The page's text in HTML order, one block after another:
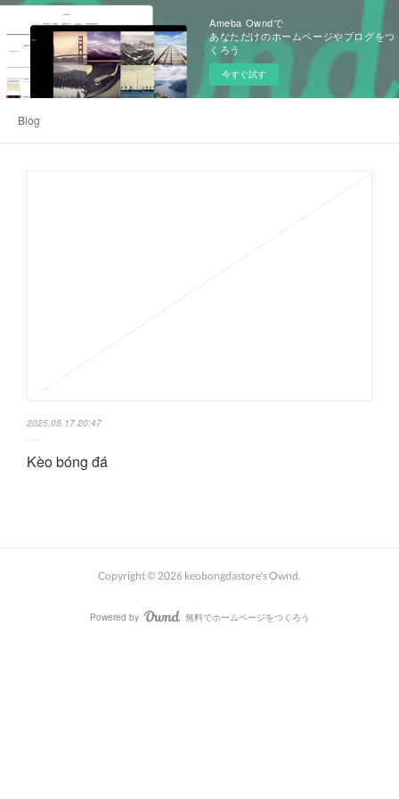
Ameba Owndで
あなただけのホームページやブログをつ
くろう
今すぐ試す
Blog
2025.05.17 20:47
Kèo bóng đá
Copyright © 2026 keobongdastore's Ownd.
Powered by AmebaOwnd
無料でホームページをつくろう